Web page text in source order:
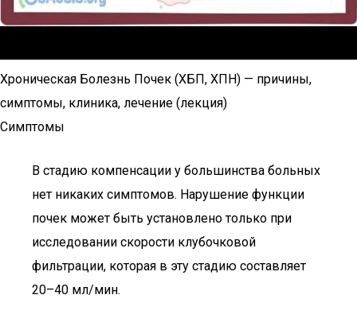
Хроническая Болезнь Почек (ХБП, ХПН) — причины,
симптомы, клиника, лечение (лекция)
Симптомы
В стадию компенсации у большинства больных
нет никаких симптомов. Нарушение функции
почек может быть установлено только при
исследовании скорости клубочковой
фильтрации, которая в эту стадию составляет
20–40 мл/мин.